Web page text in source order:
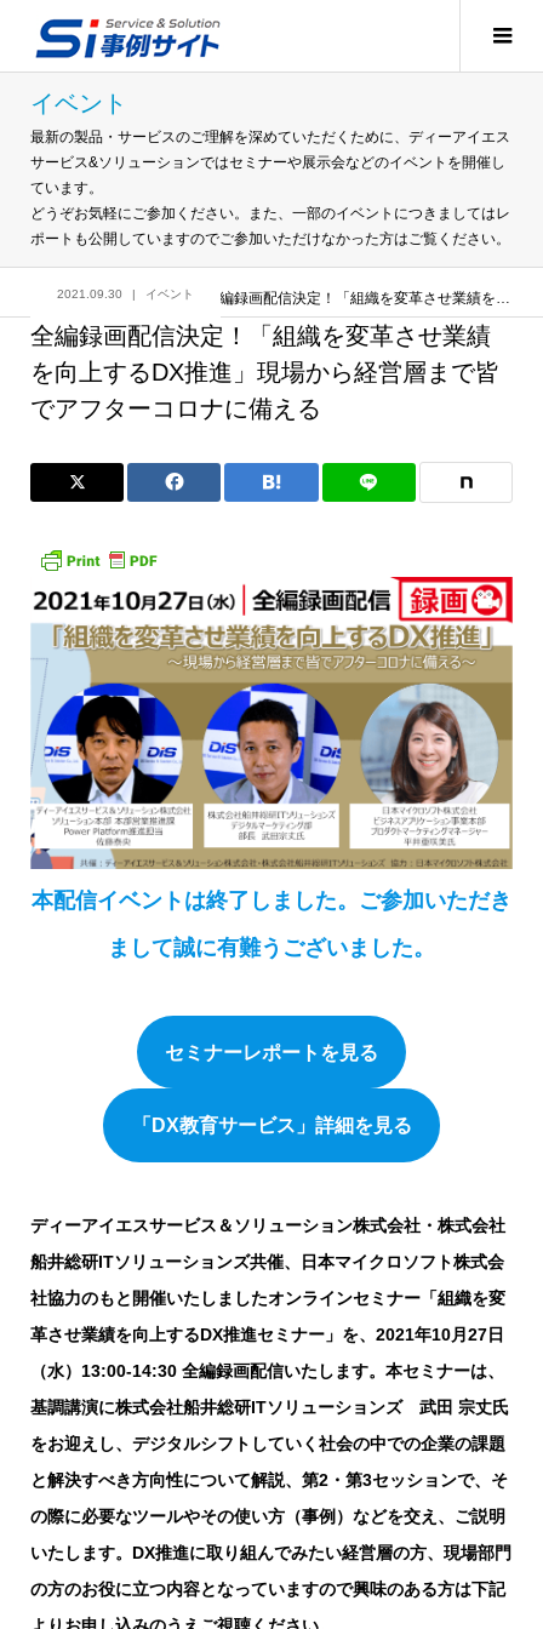
イベント
最新の製品・サービスのご理解を深めていただくために、ディーアイエス
サービス&ソリューションではセミナーや展示会などのイベントを開催し
ています。
どうぞお気軽にご参加ください。また、一部のイベントにつきましてはレ
ポートも公開していますのでご参加いただけなかった方はご覧ください。
記事 イベント 全編録画配信決定！「組織を変革させ業績を向上するDX推進」現場から経営層まで皆でアフターコロナに備える
2021.09.30 イベント
全編録画配信決定！「組織を変革させ業績
を向上するDX推進」現場から経営層まで皆
でアフターコロナに備える
本配信イベントは終了しました。ご参加いただき
まして誠に有難うございました。
セミナーレポートを見る
「DX教育サービス」詳細を見る
ディーアイエスサービス＆ソリューション株式会社・株式会社
船井総研ITソリューションズ共催、日本マイクロソフト株式会
社協力のもと開催いたしましたオンラインセミナー「組織を変
革させ業績を向上するDX推進セミナー」を、2021年10月27日
（水）13:00-14:30 全編録画配信いたします。本セミナーは、
基調講演に株式会社船井総研ITソリューションズ 武田 宗丈氏
をお迎えし、デジタルシフトしていく社会の中での企業の課題
と解決すべき方向性について解説、第2・第3セッションで、そ
の際に必要なツールやその使い方（事例）などを交え、ご説明
いたします。DX推進に取り組んでみたい経営層の方、現場部門
の方のお役に立つ内容となっていますので興味のある方は下記
よりお申し込みのうえご視聴ください。